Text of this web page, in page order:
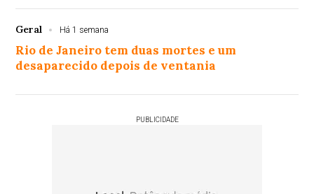
Geral Há 1 semana
Rio de Janeiro tem duas mortes e um
desaparecido depois de ventania
PUBLICIDADE